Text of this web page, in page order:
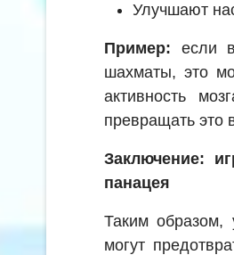
Улучшают
Пример: если
шахматы, это
активность
превращать это
Заключение:
панацея
Таким образом,
могут